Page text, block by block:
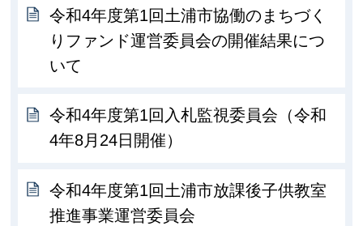
令和4年度第1回土浦市協働のまちづく
りファンド運営委員会の開催結果につ
いて
令和4年度第1回入札監視委員会（令和
4年8月24日開催）
令和4年度第1回土浦市放課後子供教室
推進事業運営委員会